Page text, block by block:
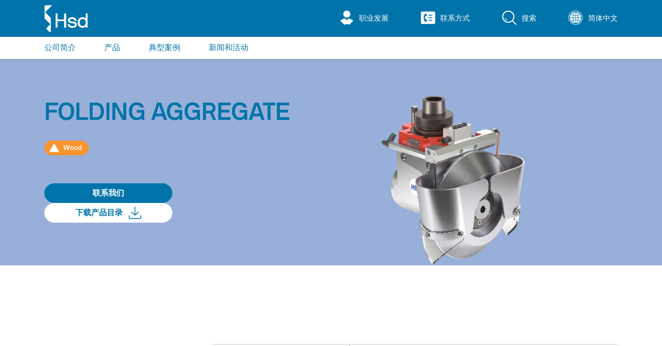
职业发展 联系方式 搜索 简体中文
公司简介 产品 典型案例 新闻和活动
FOLDING AGGREGATE
Wood
联系我们
下载产品目录